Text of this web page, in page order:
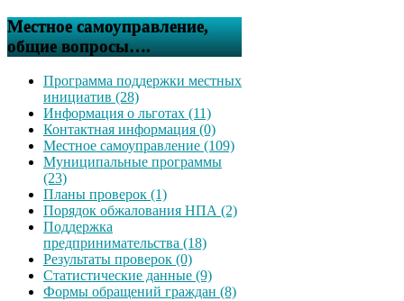
Местное самоуправление,
общие вопросы….
Программа поддержки местных
инициатив (28)
Информация о льготах (11)
Контактная информация (0)
Местное самоуправление (109)
Муниципальные программы
(23)
Планы проверок (1)
Порядок обжалования НПА (2)
Поддержка
предпринимательства (18)
Результаты проверок (0)
Статистические данные (9)
Формы обращений граждан (8)